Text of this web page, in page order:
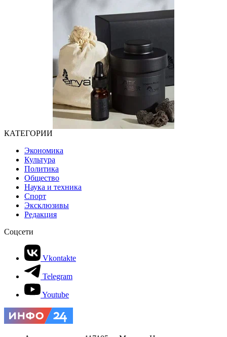
КАТЕГОРИИ
Экономика
Культура
Политика
Общество
Наука и техника
Спорт
Эксклюзивы
Редакция
Соцсети
Vkontakte
Telegram
Youtube